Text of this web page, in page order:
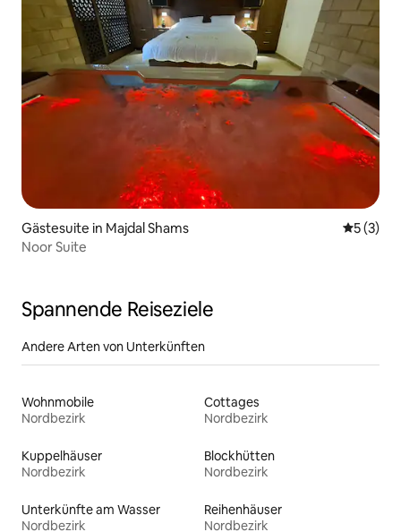
Gästesuite in Majdal Shams
5 (3)
Noor Suite
Spannende Reiseziele
Andere Arten von Unterkünften
Wohnmobile
Nordbezirk
Cottages
Nordbezirk
Kuppelhäuser
Nordbezirk
Blockhütten
Nordbezirk
Unterkünfte am Wasser
Nordbezirk
Reihenhäuser
Nordbezirk